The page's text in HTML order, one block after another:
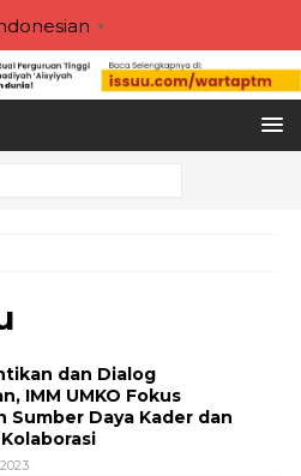
▼
dan Dialog
IMM UMKO Fokus
Sumber Daya Kader dan